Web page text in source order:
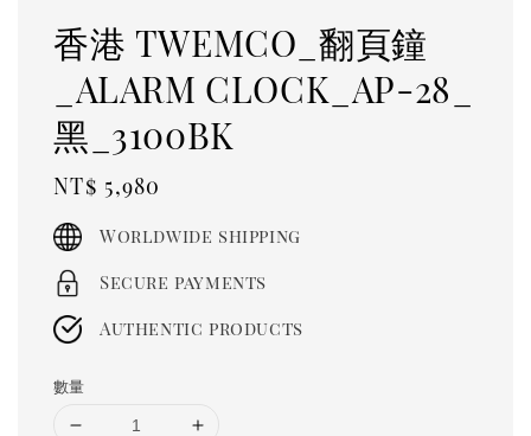
香港 TWEMCO_翻頁鐘
_ALARM CLOCK_AP-28_
黑_3100BK
Regular
price
NT$ 5,980
Worldwide shipping
Secure payments
Authentic products
數量